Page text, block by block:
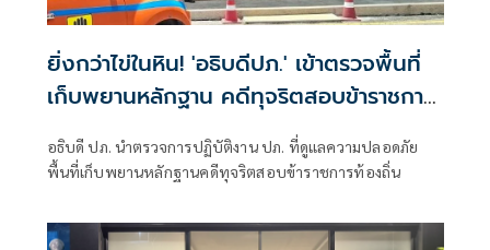
ยิ่งกว่าไข่ในหิน! 'อธิบดีปภ.' เข้าตรวจพื้นที่
เก็บพยานหลักฐาน คดีทุจริตสอบข้าราชการ
อธิบดี ปภ. นำตรวจการปฏิบัติงาน ปภ. ที่ดูแลความปลอดภัย
พื้นที่เก็บพยานหลักฐานคดีทุจริตสอบข้าราชการท้องถิ่น